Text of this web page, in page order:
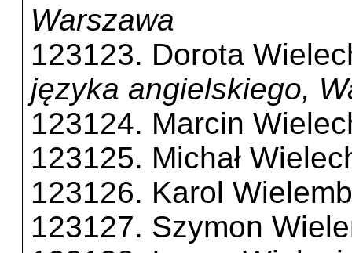
Warszawa
123123. Dorota
języka angielskiego,
123124. Marcin
123125. Michał
123126. Karol
123127. Szymon